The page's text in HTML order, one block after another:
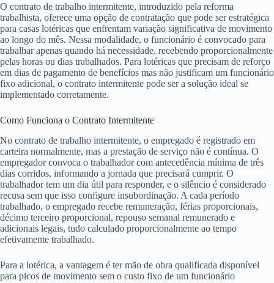
O contrato de trabalho intermitente, introduzido pela reforma
trabalhista, oferece uma opção de contratação que pode ser estratégica
para casas lotéricas que enfrentam variação significativa de movimento
ao longo do mês. Nessa modalidade, o funcionário é convocado para
trabalhar apenas quando há necessidade, recebendo proporcionalmente
pelas horas ou dias trabalhados. Para lotéricas que precisam de reforço
em dias de pagamento de benefícios mas não justificam um funcionário
fixo adicional, o contrato intermitente pode ser a solução ideal se
implementado corretamente.
Como Funciona o Contrato Intermitente
No contrato de trabalho intermitente, o empregado é registrado em
carteira normalmente, mas a prestação de serviço não é contínua. O
empregador convoca o trabalhador com antecedência mínima de três
dias corridos, informando a jornada que precisará cumprir. O
trabalhador tem um dia útil para responder, e o silêncio é considerado
recusa sem que isso configure insubordinação. A cada período
trabalhado, o empregado recebe remuneração, férias proporcionais,
décimo terceiro proporcional, repouso semanal remunerado e
adicionais legais, tudo calculado proporcionalmente ao tempo
efetivamente trabalhado.
Para a lotérica, a vantagem é ter mão de obra qualificada disponível
para picos de movimento sem o custo fixo de um funcionário